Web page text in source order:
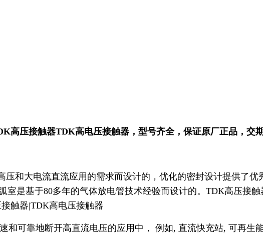
高压接触器TDK高电压接触器，型号齐全，保证原厂正品，交
和大电流直流应用的需求而设计的，优化的密封设计提供了优
室是基于80多年的气体放电管技术经验而设计的。TDK高压接
触器|TDK高电压接触器
可靠地断开高直流电压的应用中， 例如, 直流快充站, 可再生能